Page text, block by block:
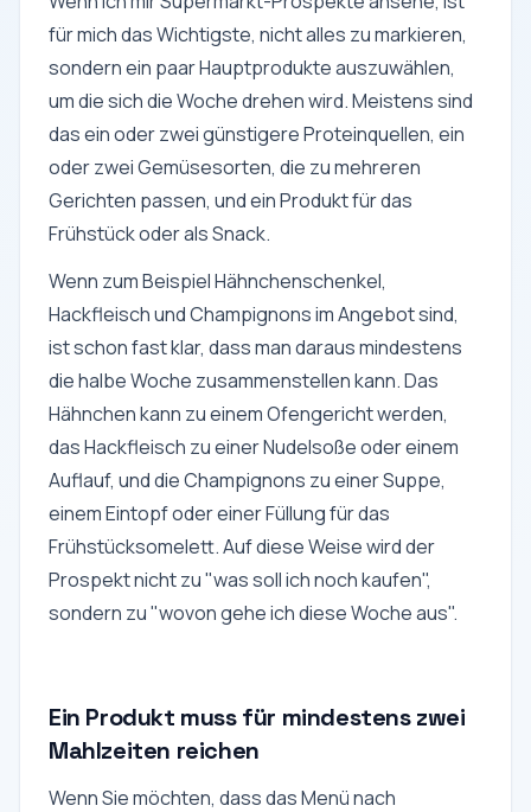
für mich das Wichtigste, nicht alles zu markieren,
sondern ein paar Hauptprodukte auszuwählen,
um die sich die Woche drehen wird. Meistens sind
das ein oder zwei günstigere Proteinquellen, ein
oder zwei Gemüsesorten, die zu mehreren
Gerichten passen, und ein Produkt für das
Frühstück oder als Snack.
Wenn zum Beispiel Hähnchenschenkel,
Hackfleisch und Champignons im Angebot sind,
ist schon fast klar, dass man daraus mindestens
die halbe Woche zusammenstellen kann. Das
Hähnchen kann zu einem Ofengericht werden,
das Hackfleisch zu einer Nudelsoße oder einem
Auflauf, und die Champignons zu einer Suppe,
einem Eintopf oder einer Füllung für das
Frühstücksomelett. Auf diese Weise wird der
Prospekt nicht zu "was soll ich noch kaufen",
sondern zu "wovon gehe ich diese Woche aus".
Ein Produkt muss für mindestens zwei
Mahlzeiten reichen
Wenn Sie möchten, dass das Menü nach